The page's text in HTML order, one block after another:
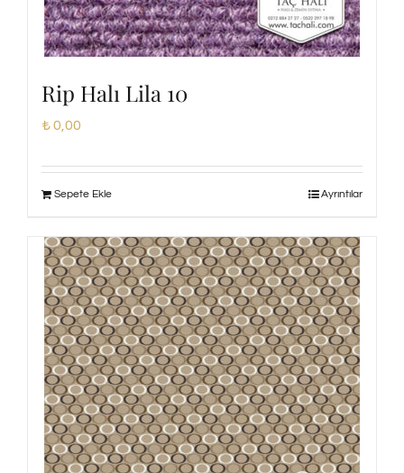
Rip Halı Lila 10
₺0,00
Sepete Ekle Ayrıntılar